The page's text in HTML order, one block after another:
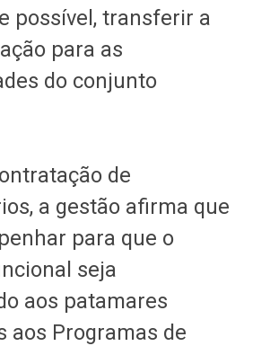
possível, transferir a
para as
do conjunto
de
a gestão afirma que
para que o
seja
aos patamares
aos Programas de